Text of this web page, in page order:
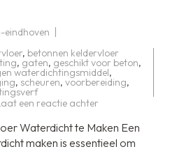
, betonnen keldervloer
, gaten, geschikt voor beton,
waterdichtingsmiddel,
, scheuren, voorbereiding,
een reactie achter
uw
Betonnen
Keldervloer
Effectief
Waterdicht te Maken Een
maken is essentieel om